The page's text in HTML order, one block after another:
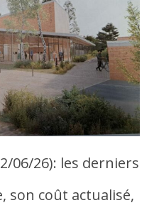
06/26): les derniers
son coût actualisé,